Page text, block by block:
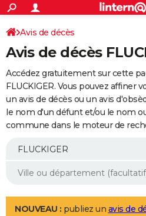
ACTUALITÉS
Politique
Société
Faits Divers
Education
Monde
Villes
+
SPORT
Coupe du monde 2026
Football
Tennis
Cyclisme
Rugby
Forum
Programme TV
TNT
Streaming
Cinéma
Sorties cinéma
Musique
+
FINANCE
Impôts
Immobilier
Risques naturels par ville
Banque
Assurance
Crédit
AUTO
Essais
Réserver un essai
Citadines
Berlines
SUV
Forum auto
+
Mobiles
Meilleur smartphone
Internet
Ordinateurs
Jeux vidéo
Guide high-tech
Aménagement intérieur
LIFESTYLE
Avis de décès
Avis de décès
Accédez gratuitement sur cette
FLUCKIGER. Vous pouvez affiner
un avis de décès ou un avis
le nom d'un défunt et/ou le nom
commune dans le moteur de
NOUVEAU : publiez un avis de